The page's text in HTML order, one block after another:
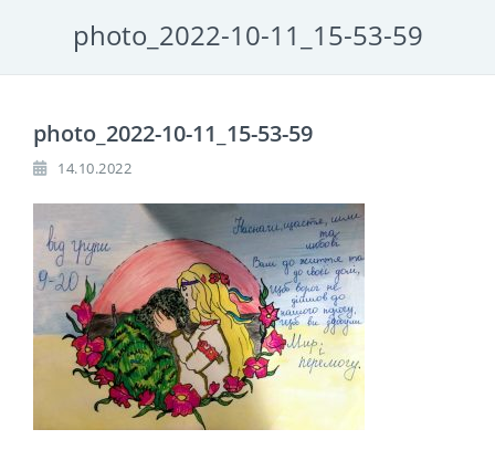
photo_2022-10-11_15-53-59
photo_2022-10-11_15-53-59
14.10.2022